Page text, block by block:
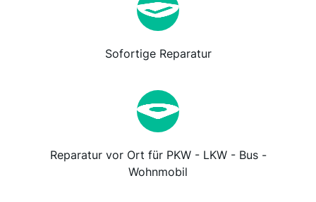
Sofortige Reparatur
Reparatur vor Ort für PKW - LKW - Bus -
Wohnmobil